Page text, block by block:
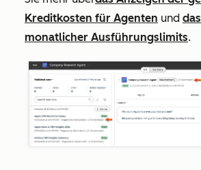
Kreditkosten für Agenten und
monatlicher Ausführungslimits.